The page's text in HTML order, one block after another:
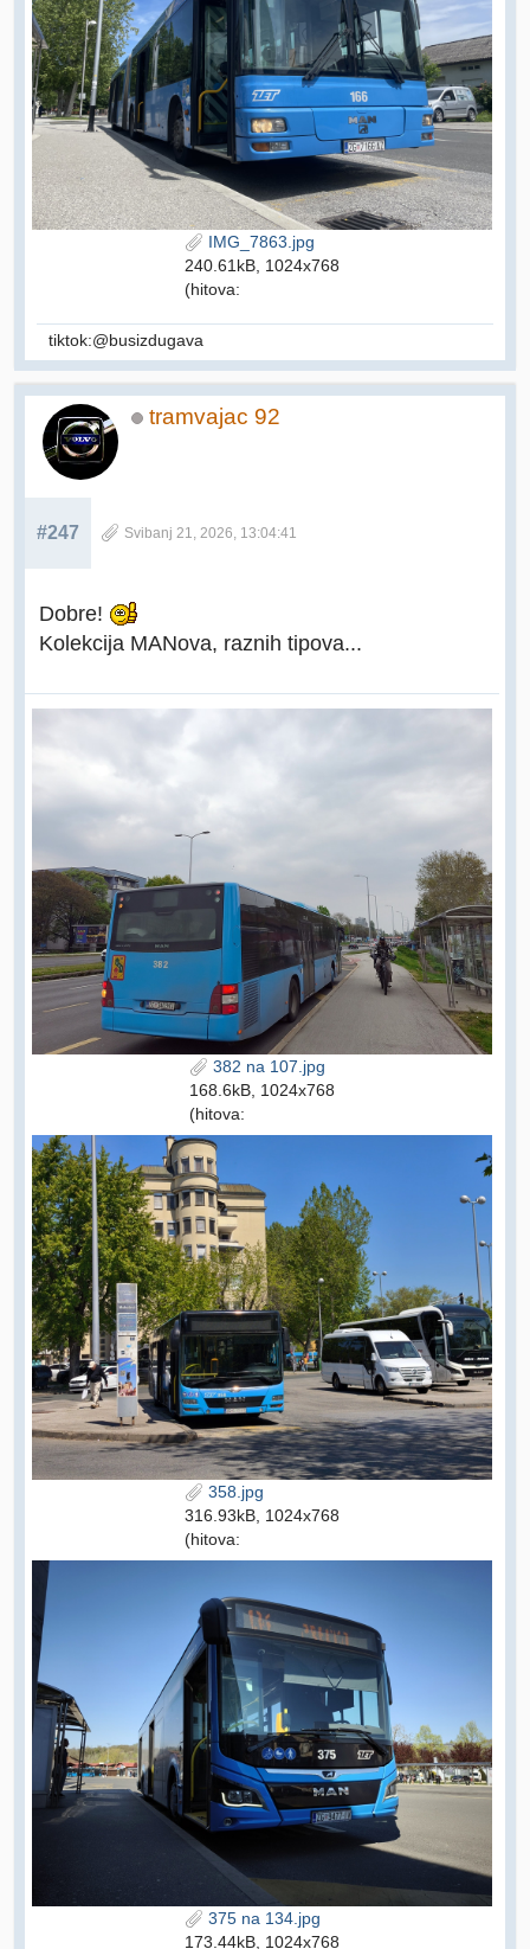
IMG_7863.jpg
240.61kB, 1024x768
(hitova:
tiktok:@busizdugava
tramvajac 92
#247 Svibanj 21, 2026, 13:04:41
Dobre!
Kolekcija MANova, raznih tipova...
382 na 107.jpg
168.6kB, 1024x768
(hitova:
358.jpg
316.93kB, 1024x768
(hitova:
375 na 134.jpg
173.44kB, 1024x768